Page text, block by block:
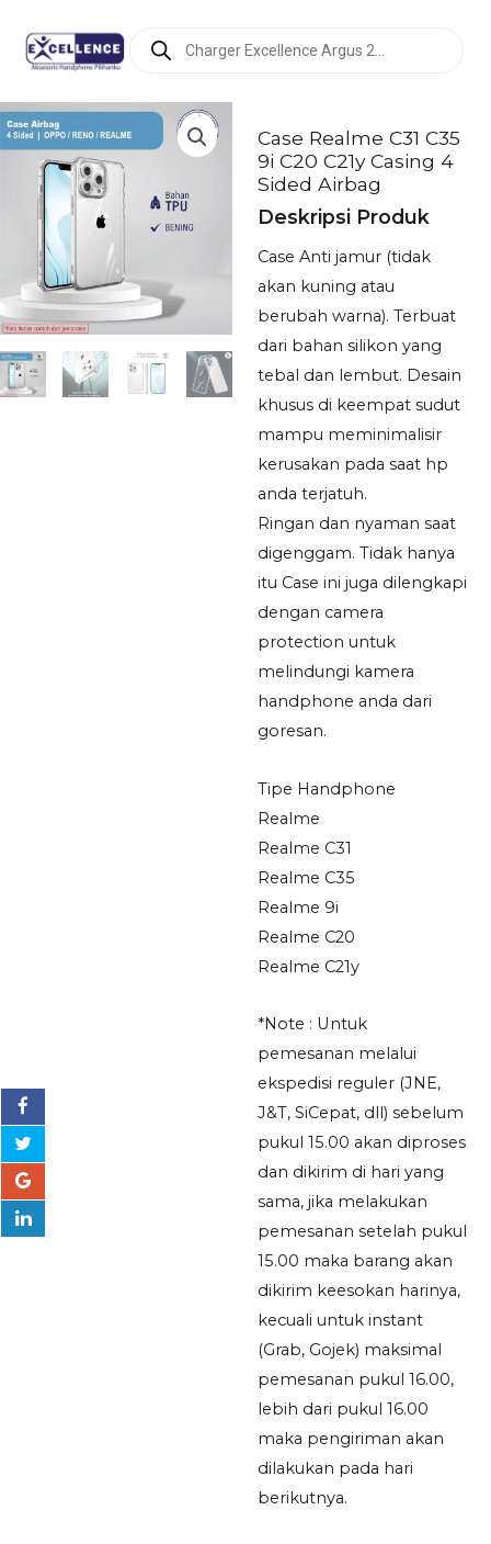
search
Case Realme C31 C35
9i C20 C21y Casing 4
Sided Airbag
Deskripsi Produk
Case Anti jamur (tidak
akan kuning atau
berubah warna). Terbuat
dari bahan silikon yang
tebal dan lembut. Desain
khusus di keempat sudut
mampu meminimalisir
kerusakan pada saat hp
anda terjatuh.
Ringan dan nyaman saat
digenggam. Tidak hanya
itu Case ini juga dilengkapi
dengan camera
protection untuk
melindungi kamera
handphone anda dari
goresan.
Tipe Handphone
Realme
Realme C31
Realme C35
Realme 9i
Realme C20
Realme C21y
*Note : Untuk
pemesanan melalui
ekspedisi reguler (JNE,
J&T, SiCepat, dll) sebelum
pukul 15.00 akan diproses
dan dikirim di hari yang
sama, jika melakukan
pemesanan setelah pukul
15.00 maka barang akan
dikirim keesokan harinya,
kecuali untuk instant
(Grab, Gojek) maksimal
pemesanan pukul 16.00,
lebih dari pukul 16.00
maka pengiriman akan
dilakukan pada hari
berikutnya.